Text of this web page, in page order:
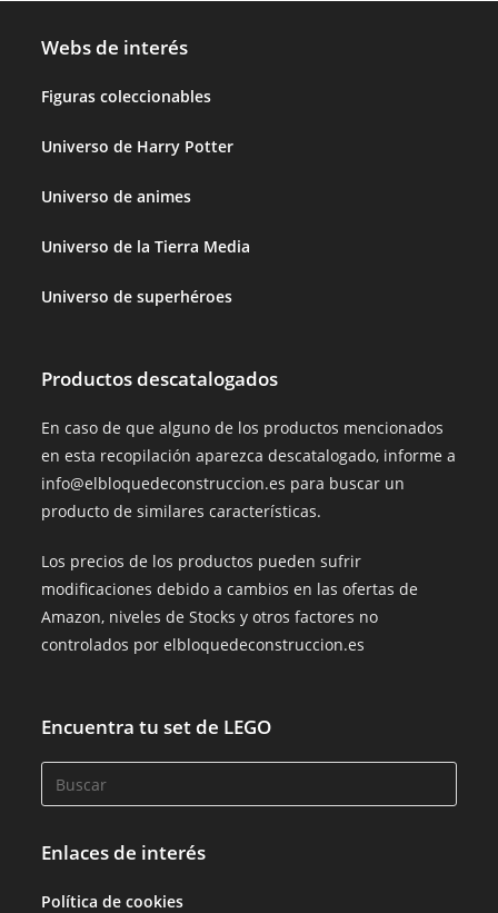
Webs de interés
Figuras coleccionables
Universo de Harry Potter
Universo de animes
Universo de la Tierra Media
Universo de superhéroes
Productos descatalogados
En caso de que alguno de los productos mencionados
en esta recopilación aparezca descatalogado, informe a
info@elbloquedeconstruccion.es para buscar un
producto de similares características.
Los precios de los productos pueden sufrir
modificaciones debido a cambios en las ofertas de
Amazon, niveles de Stocks y otros factores no
controlados por elbloquedeconstruccion.es
Encuentra tu set de LEGO
Enlaces de interés
Política de cookies